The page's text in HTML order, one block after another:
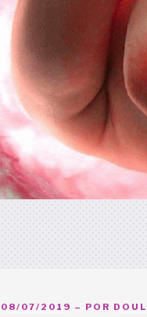
PUBLICADO
08/07/2019 – POR